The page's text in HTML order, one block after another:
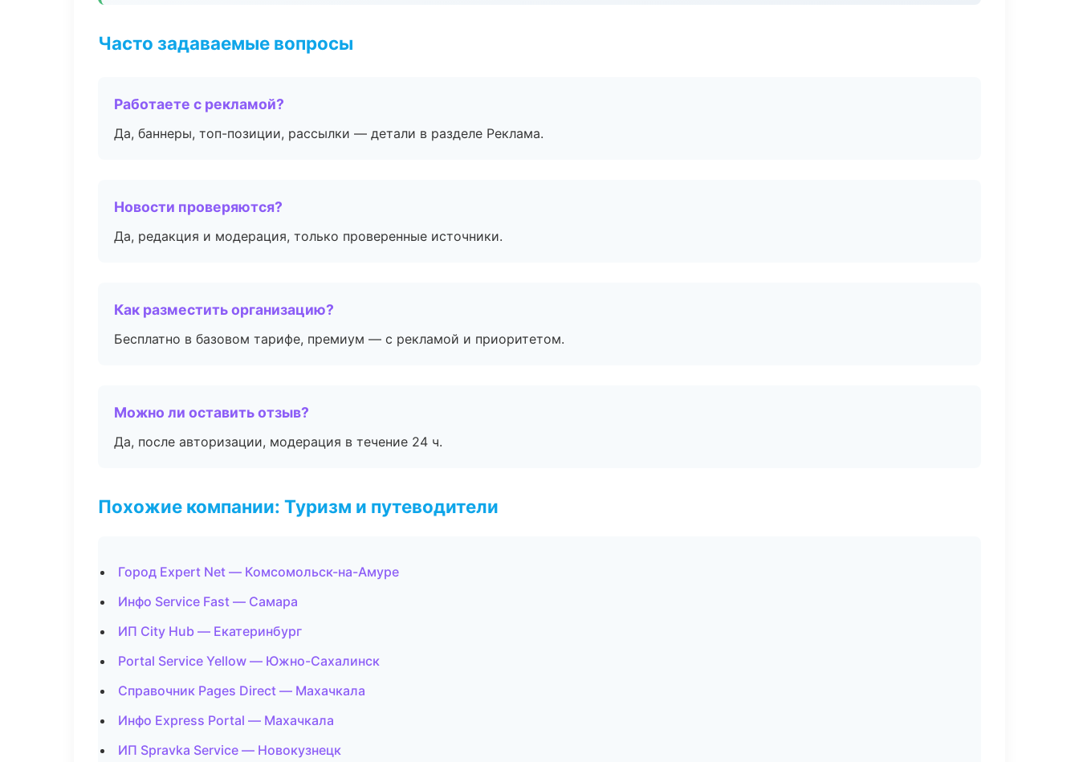
Часто задаваемые вопросы
Работаете с рекламой?
Да, баннеры, топ-позиции, рассылки — детали в разделе Реклама.
Новости проверяются?
Да, редакция и модерация, только проверенные источники.
Как разместить организацию?
Бесплатно в базовом тарифе, премиум — с рекламой и приоритетом.
Можно ли оставить отзыв?
Да, после авторизации, модерация в течение 24 ч.
Похожие компании: Туризм и путеводители
Город Expert Net — Комсомольск-на-Амуре
Инфо Service Fast — Самара
ИП City Hub — Екатеринбург
Portal Service Yellow — Южно-Сахалинск
Справочник Pages Direct — Махачкала
Инфо Express Portal — Махачкала
ИП Spravka Service — Новокузнецк